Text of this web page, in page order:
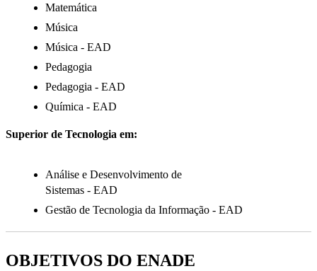
Matemática
Música
Música - EAD
Pedagogia
Pedagogia - EAD
Química - EAD
Superior de Tecnologia em:
Análise e Desenvolvimento de
Sistemas - EAD
Gestão de Tecnologia da Informação - EAD
OBJETIVOS DO ENADE